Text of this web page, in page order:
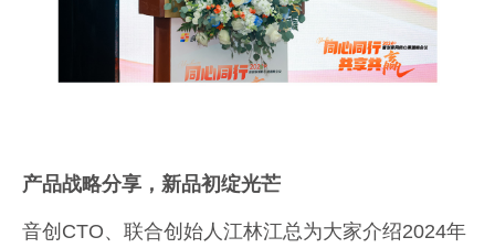
产品战略分享，新品初绽光芒
音创 CTO、联合创始人江林江总为大家介绍2024年